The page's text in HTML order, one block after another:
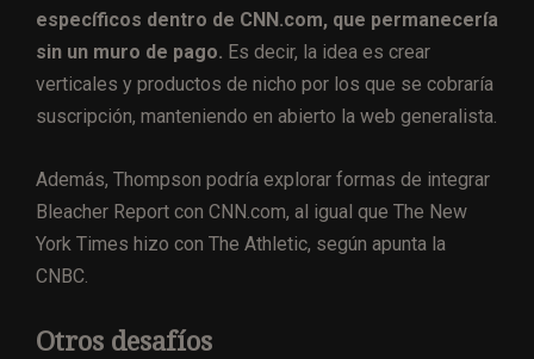
específicos dentro de CNN.com, que permanecería
sin un muro de pago. Es decir, la idea es crear
verticales y productos de nicho por los que se cobraría
suscripción, manteniendo en abierto la web generalista.
Además, Thompson podría explorar formas de integrar
Bleacher Report con CNN.com, al igual que The New
York Times hizo con The Athletic, según apunta la
CNBC.
Otros desafíos